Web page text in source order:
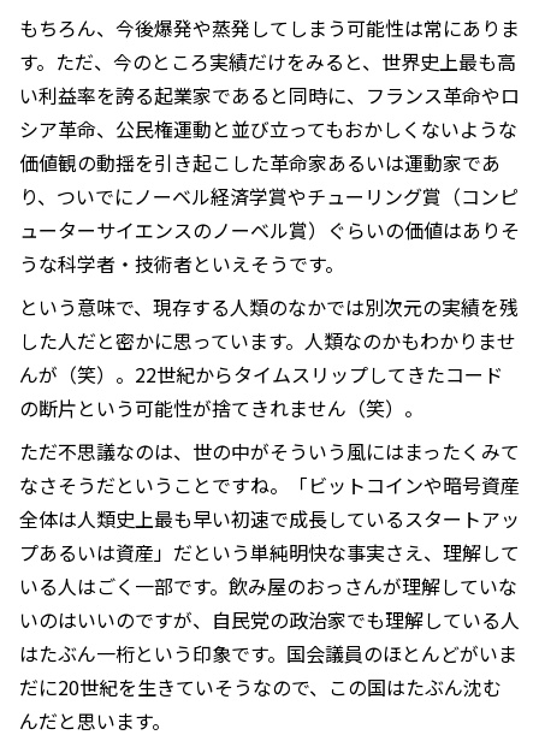
もちろん、今後爆発や蒸発してしまう可能性は常にありま
す。ただ、今のところ実績だけをみると、世界史上最も高
い利益率を誇る起業家であると同時に、フランス革命やロ
シア革命、公民権運動と並び立ってもおかしくないような
価値観の動揺を引き起こした革命家あるいは運動家であ
り、ついでにノーベル経済学賞やチューリング賞（コンピ
ューターサイエンスのノーベル賞）ぐらいの価値はありそ
うな科学者・技術者といえそうです。
という意味で、現存する人類のなかでは別次元の実績を残
した人だと密かに思っています。人類なのかもわかりませ
んが（笑）。22世紀からタイムスリップしてきたコード
の断片という可能性が捨てきれません（笑）。
ただ不思議なのは、世の中がそういう風にはまったくみて
なさそうだということですね。「ビットコインや暗号資産
全体は人類史上最も早い初速で成長しているスタートアッ
プあるいは資産」だという単純明快な事実さえ、理解して
いる人はごく一部です。飲み屋のおっさんが理解していな
いのはいいのですが、自民党の政治家でも理解している人
はたぶん一桁という印象です。国会議員のほとんどがいま
だに20世紀を生きていそうなので、この国はたぶん沈む
んだと思います。